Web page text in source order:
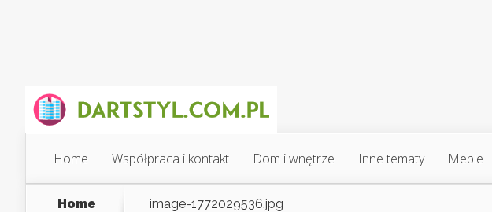
Home Współpraca i kontakt Dom i wnętrze Inne tematy Meble
Home image-1772029536.jpg